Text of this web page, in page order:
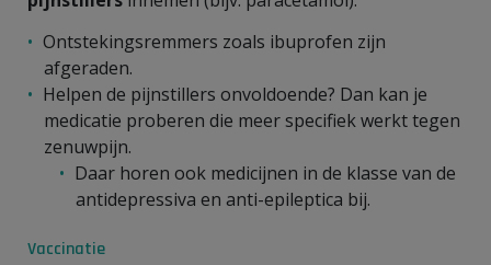
Ontstekingsremmers zoals ibuprofen zijn
afgeraden.
Helpen de pijnstillers onvoldoende? Dan kan je
medicatie proberen die meer specifiek werkt tegen
zenuwpijn.
Daar horen ook medicijnen in de klasse van de
antidepressiva en anti-epileptica bij.
Vaccinatie